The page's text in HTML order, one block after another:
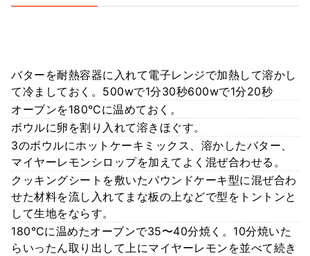
バターを耐熱容器に入れて電子レンジで加熱して溶かし
て冷ましておく。500wで1分30秒600wで1分20秒
オーブンを180℃に温めておく。
ボウルに卵を割り入れて溶きほぐす。
3のボウルにホットケーキミックス、溶かしたバター、
マイヤーレモンシロップを加えてよく混ぜ合わせる。
クッキングシートを敷いたパウンドケーキ型に混ぜ合わ
せた材料を流し入れてまな板の上などで型をトントンと
して生地をならす。
180℃に温めたオーブンで35〜40分焼く。10分焼いた
らいったん取り出して上にマイヤーレモンを並べて続き